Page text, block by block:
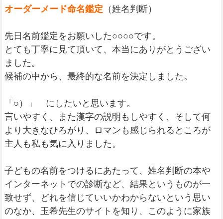
オーダーメード命名鑑定 （姓名判断）
先日名前鑑定をお願いした○○○○です。
とても丁寧に見て頂いて、本当にありがとうござい
ました。
候補の中から、最終的な名前を決定しました。
「○）」 にしたいと思います。
言いやすく、また漢字の説明もしやすく、そして何
より大きなひろがり、ロマンも感じられるところが
主人も私も気に入りました。
子どもの名前をつけるにあたって、姓名判断の本や
インターネットでの診断など、結果というものが一
致せず、どれを信じていいかわからないという思い
のなか、玉希先生のサイトを知り、このように家族